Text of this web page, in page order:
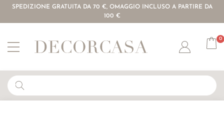
SPEDIZIONE GRATUITA DA 70 €, OMAGGIO INCLUSO A PARTIRE DA
100 €
Account
0